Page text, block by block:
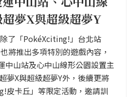
夢X與超級超夢Y
了「PokéXciting!」台北站
將推出多項特別的遊戲內容，
中山站及心中山線形公園設置主
夢X與超級超夢Y外，後續更將
皮卡丘」等限定活動，邀請訓